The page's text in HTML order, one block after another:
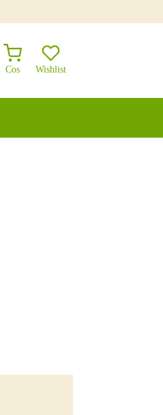
Cos Wishlist